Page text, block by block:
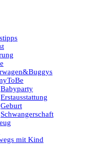
Babyparty
Erstausstattung
Geburt
Schwangerschaft
mit Kind